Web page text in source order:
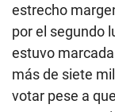
estrecho
por el segundo
estuvo
más de siete
votar pese a